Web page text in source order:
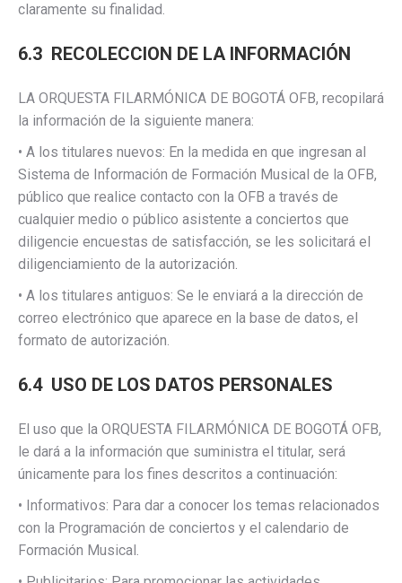
claramente su finalidad.
6.3 RECOLECCION DE LA INFORMACIÓN
LA ORQUESTA FILARMÓNICA DE BOGOTÁ OFB, recopilará
la información de la siguiente manera:
• A los titulares nuevos: En la medida en que ingresan al
Sistema de Información de Formación Musical de la OFB,
público que realice contacto con la OFB a través de
cualquier medio o público asistente a conciertos que
diligencie encuestas de satisfacción, se les solicitará el
diligenciamiento de la autorización.
• A los titulares antiguos: Se le enviará a la dirección de
correo electrónico que aparece en la base de datos, el
formato de autorización.
6.4 USO DE LOS DATOS PERSONALES
El uso que la ORQUESTA FILARMÓNICA DE BOGOTÁ OFB,
le dará a la información que suministra el titular, será
únicamente para los fines descritos a continuación:
• Informativos: Para dar a conocer los temas relacionados
con la Programación de conciertos y el calendario de
Formación Musical.